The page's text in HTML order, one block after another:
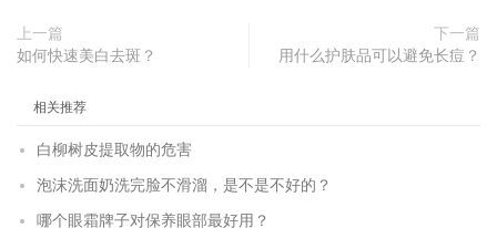
上一篇
如何快速美白去斑？
下一篇
用什么护肤品可以避免长痘？
相关推荐
白柳树皮提取物的危害
泡沫洗面奶洗完脸不滑溜，是不是不好的？
哪个眼霜牌子对保养眼部最好用？